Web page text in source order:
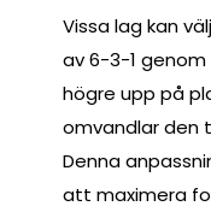
Vissa lag kan
av 6-3-1
högre upp på
omvandlar den
Denna
att maximera